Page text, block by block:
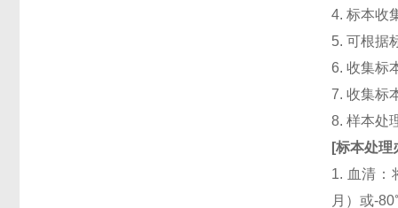
4. 标本收
5. 可根据
6. 收集标
7. 收集标
8. 样本处
[标本处理
1. 血清：
月）或-